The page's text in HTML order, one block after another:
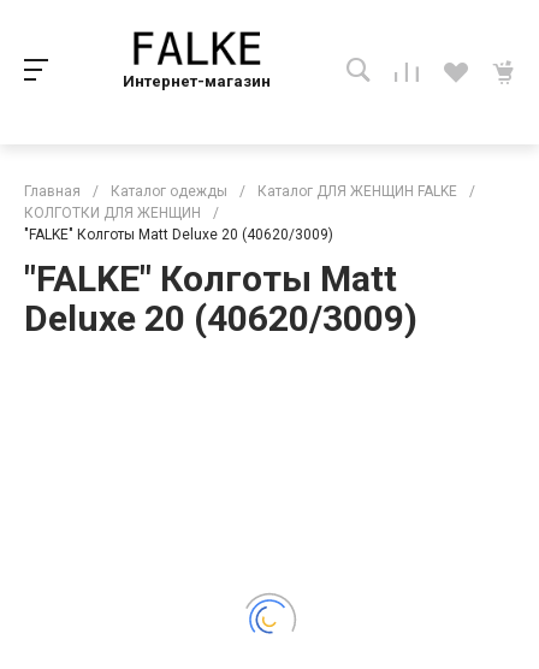
Интернет-магазин
Главная / Каталог одежды / Каталог ДЛЯ ЖЕНЩИН FALKE
/
КОЛГОТКИ ДЛЯ ЖЕНЩИН
/
"FALKE" Колготы Matt Deluxe 20 (40620/3009)
"FALKE" Колготы Matt
Deluxe 20 (40620/3009)